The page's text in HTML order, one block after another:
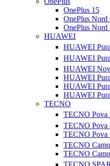
OnePlus 15
OnePlus Nord
OnePlus Nord
HUAWEI
HUAWEI
HUAWEI
HUAWEI
HUAWEI
HUAWEI
HUAWEI
TECNO
TECNO Pova
TECNO Pova
TECNO Pova
TECNO
TECNO